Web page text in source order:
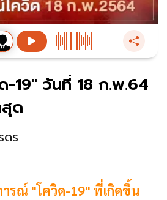
-19" วันที่ 18 ก.พ.64
ด
ร
รณ์ "โควิด-19" ที่เกิดขึ้น